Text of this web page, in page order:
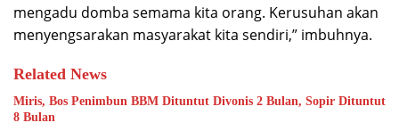
mengadu domba semama kita orang. Kerusuhan akan
menyengsarakan masyarakat kita sendiri,” imbuhnya.
Related News
Miris, Bos Penimbun BBM Dituntut Divonis 2 Bulan, Sopir Dituntut
8 Bulan